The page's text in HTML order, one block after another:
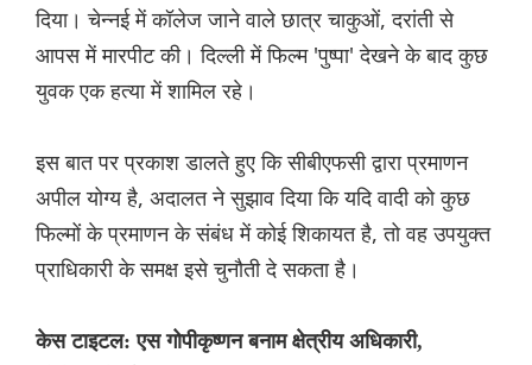
दिया। चेन्नई में कॉलेज जाने वाले छात्र चाकुओं, दरांती से
आपस में मारपीट की। दिल्ली में फिल्म 'पुष्पा' देखने के बाद कुछ
युवक एक हत्या में शामिल रहे।
इस बात पर प्रकाश डालते हुए कि सीबीएफसी द्वारा प्रमाणन
अपील योग्य है, अदालत ने सुझाव दिया कि यदि वादी को कुछ
फिल्मों के प्रमाणन के संबंध में कोई शिकायत है, तो वह उपयुक्त
प्राधिकारी के समक्ष इसे चुनौती दे सकता है।
केस टाइटल: एस गोपीकृष्णन बनाम क्षेत्रीय अधिकारी,